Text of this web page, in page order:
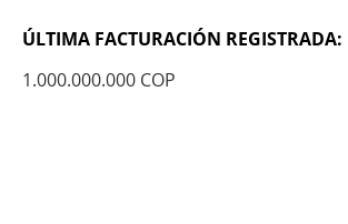
ÚLTIMA FACTURACIÓN REGISTRADA:
1.000.000.000 COP